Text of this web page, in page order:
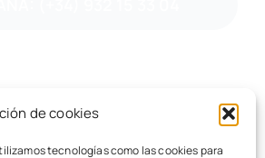
de cookies
tecnologías como las cookies para